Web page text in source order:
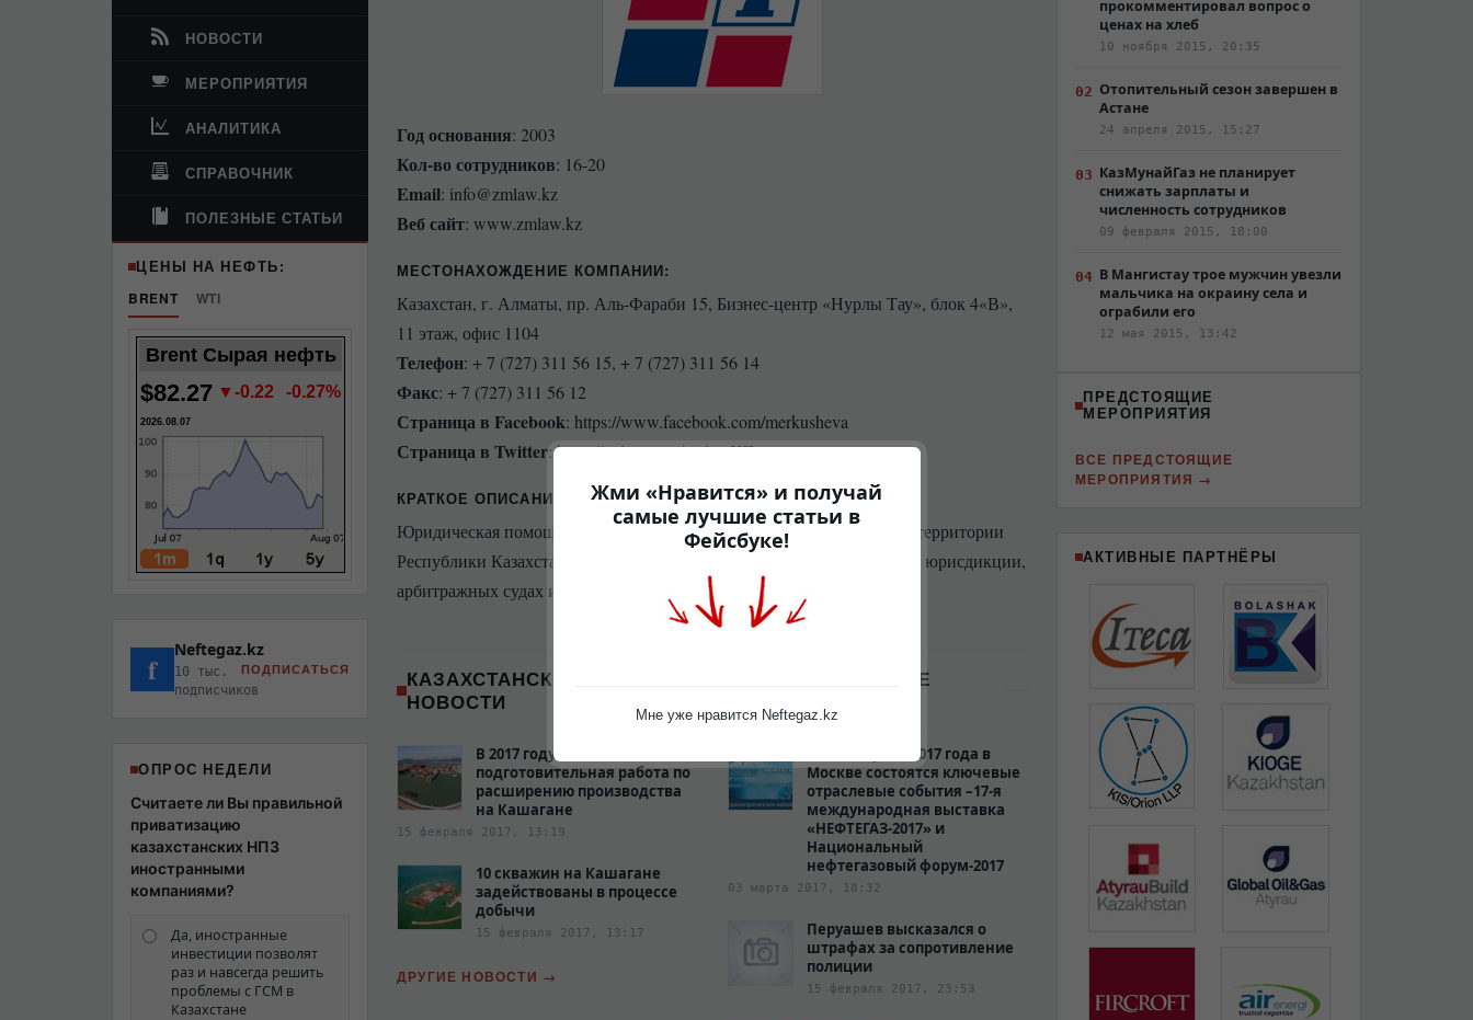
НОВОСТИ
МЕРОПРИЯТИЯ
АНАЛИТИКА
СПРАВОЧНИК
ПОЛЕЗНЫЕ СТАТЬИ
ЦЕНЫ НА НЕФТЬ:
BRENT
WTI
Brent Сырая нефть
$82.27 ▼-0.22 -0.27%
2026.08.07
f Neftegaz.kz
10 тыс.
подписчиков
ПОДПИСАТЬСЯ
ОПРОС НЕДЕЛИ
Считаете ли Вы правильной
приватизацию
казахстанских НПЗ
иностранными
компаниями?
Да, иностранные
инвестиции позволят
раз и навсегда решить
проблемы с ГСМ в
Казахстане
Год основания: 2003
Кол-во сотрудников: 16-20
Email: info@zmlaw.kz
Веб сайт: www.zmlaw.kz
МЕСТОНАХОЖДЕНИЕ КОМПАНИИ:
Казахстан, г. Алматы, пр. Аль-Фараби 15, Бизнес-центр «Нурлы Тау», блок 4«В»,
11 этаж, офис 1104
Телефон: + 7 (727) 311 56 15, + 7 (727) 311 56 14
Факс: + 7 (727) 311 56 12
Страница в Facebook: https://www.facebook.com/merkusheva
Страница в Twitter: https://twitter.com/zmlawKZ
КРАТКОЕ ОПИСАНИЕ:
Юридическая помощь национальным и иностранным компаниям на территории
Республики Казахстан. Разрешение спорных ситуаций в судах общей юрисдикции,
арбитражных судах и др.
КАЗАХСТАНСКИЕ
НОВОСТИ
В 2017 году начнется
подготовительная работа по
расширению производства
на Кашагане
15 февраля 2017, 13:19
10 скважин на Кашагане
задействованы в процессе
добычи
15 февраля 2017, 13:17
ДРУГИЕ НОВОСТИ
МЕЖДУНАРОДНЫЕ
17 – 20 апреля 2017 года в
Москве состоятся ключевые
отраслевые события –17-я
международная выставка
«НЕФТЕГАЗ-2017» и
Национальный
нефтегазовый форум-2017
03 марта 2017, 18:32
Перуашев высказался о
штрафах за сопротивление
полиции‍
15 февраля 2017, 23:53
прокомментировал вопрос о
ценах на хлеб
10 ноября 2015, 20:35
Отопительный сезон завершен в
Астане
24 апреля 2015, 15:27
КазМунайГаз не планирует
снижать зарплаты и
численность сотрудников
09 февраля 2015, 18:00
В Мангистау трое мужчин увезли
мальчика на окраину села и
ограбили его
12 мая 2015, 13:42
ПРЕДСТОЯЩИЕ
МЕРОПРИЯТИЯ
ВСЕ ПРЕДСТОЯЩИЕ
МЕРОПРИЯТИЯ
АКТИВНЫЕ ПАРТНЁРЫ
Жми «Нравится» и получай
самые лучшие статьи в
Фейсбуке!
Мне уже нравится Neftegaz.kz